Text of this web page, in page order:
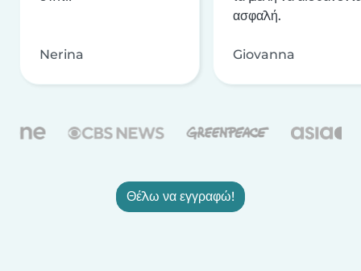
Nerina
ασφαλή.
Giovanna
Θέλω να εγγραφώ!